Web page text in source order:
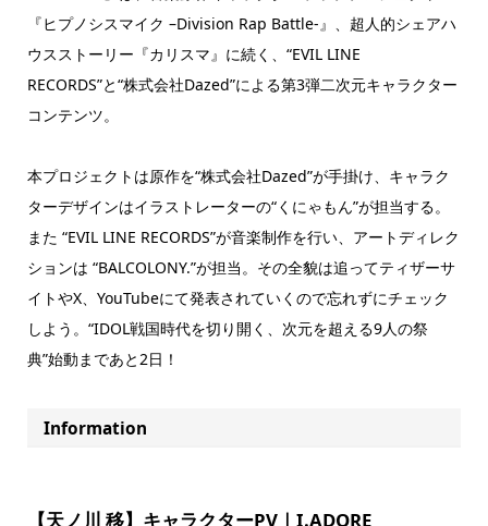
『ヒプノシスマイク –Division Rap Battle-』、超人的シェアハ
ウスストーリー『カリスマ』に続く、“EVIL LINE
RECORDS”と“株式会社Dazed”による第3弾二次元キャラクター
コンテンツ。
本プロジェクトは原作を“株式会社Dazed”が手掛け、キャラク
ターデザインはイラストレーターの“くにゃもん”が担当する。
また “EVIL LINE RECORDS”が音楽制作を行い、アートディレク
ションは “BALCOLONY.”が担当。その全貌は追ってティザーサ
イトやX、YouTubeにて発表されていくので忘れずにチェック
しよう。“IDOL戦国時代を切り開く、次元を超える9人の祭
典”始動まであと2日！
Information
【天ノ川 移】キャラクターPV｜I.ADORE